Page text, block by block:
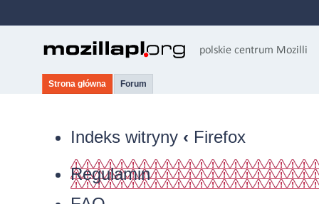
Strona główna Forum
Indeks witryny ‹ Firefox
Regulamin